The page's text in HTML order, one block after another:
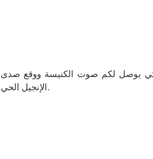
لكي يوصل لكم صوت الكنيسة ووقع صدى
الإنجيل الحي.